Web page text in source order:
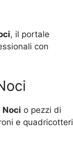
, il portale
con
o pezzi di
e quadricotteri